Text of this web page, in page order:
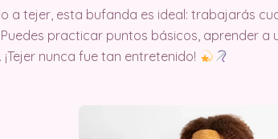
a tejer, esta bufanda es ideal: trabajarás
practicar puntos básicos, aprender
nunca fue tan entretenido!